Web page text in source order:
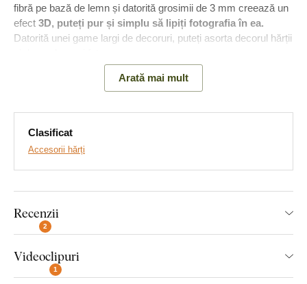
fibră pe bază de lemn și datorită grosimii de 3 mm creează un
efect 3D, puteți pur și simplu să lipiți fotografia în ea.
Datorită unei game largi de decoruri, puteți asorta decorul hărții
Rama foto este fabricată în trei dimensiuni.
standard:
14x10 cm
31x21 cm
Arată mai mult
Clasificat
Accesorii hărți
Recenzii
2
Videoclipuri
1